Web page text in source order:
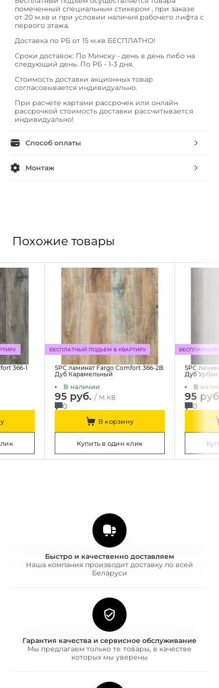
помеченный специальным стикером , при заказе
от 20 м.кв и при условии наличия рабочего лифта с
первого этажа.
Доставка по РБ от 15 м.кв БЕСПЛАТНО!
Сроки доставок: По Минску - день в день либо на
следующий день. По РБ - 1-3 дня.
Стоимость доставки акционных товар
согласовывается индивидуально.
При расчете картами рассрочек или онлайн
рассрочкой стоимость доставки рассчитывается
индивидуально!
Способ оплаты
Монтаж
Похожие товары
366-1
БЕСПЛАТНЫЙ ПОДЬЕМ В КВАРТИРУ
SPC ламинат Fargo Comfort 366-2B
Дуб Карамельный
В наличии
95 руб./ м.кв
0
В корзину
Купить в один клик
БЕСПЛАТНЫЙ
SPC
Дуб Урбан
В
95
0
Быстро и качественно доставляем
Наша компания производит доставку по всей
Беларуси
Гарантия качества и сервисное обслуживание
Мы предлагаем только те товары, в качестве
которых мы уверены